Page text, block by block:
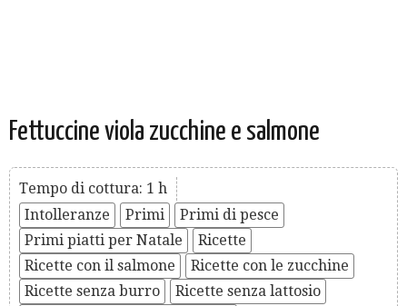
Fettuccine viola zucchine e salmone
Tempo di cottura: 1 h
Intolleranze
Primi
Primi di pesce
Primi piatti per Natale
Ricette
Ricette con il salmone
Ricette con le zucchine
Ricette senza burro
Ricette senza lattosio